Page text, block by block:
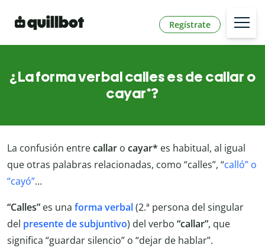
Regístrate
¿La forma verbal calles es de callar o
cayar*?
La confusión entrecallar o cayar* es habitual, al igual
que otras palabras relacionadas, como “calles”, “calló” o
“cayó”…
“Calles” es una forma verbal(2.ª persona del singular
del presente de subjuntivo) del verbo “callar”, que
significa “guardar silencio” o “dejar de hablar”.